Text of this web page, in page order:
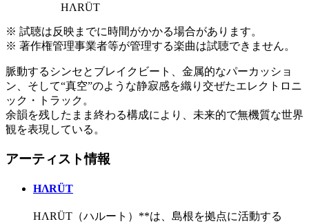
HΛRÜT
※ 試聴は反映までに時間がかかる場合があります。
※ 著作権管理事業者等が管理する楽曲は試聴できません。
脈動するシンセとブレイクビート、金属的なパーカッショ
ン、そして“真空”のような静寂感を織り交ぜたエレクトロニ
ック・トラック。
余韻を残したまま終わる構成により、未来的で無機質な世界
観を表現している。
アーティスト情報
HΛRÜT
HΛRÜT（ハルート）**は、島根を拠点に活動する